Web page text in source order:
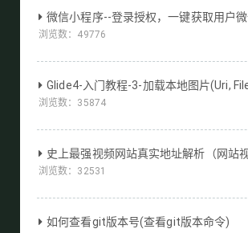
微信小程序--登录授权，一键获取用户
浏览数： 49776
Glide4-入门教程-3-加载本地图片(Uri,
浏览数： 35874
史上最强视频网站真实地址解析（网站
浏览数： 32531
如何查看git版本号(查看git版本命令)